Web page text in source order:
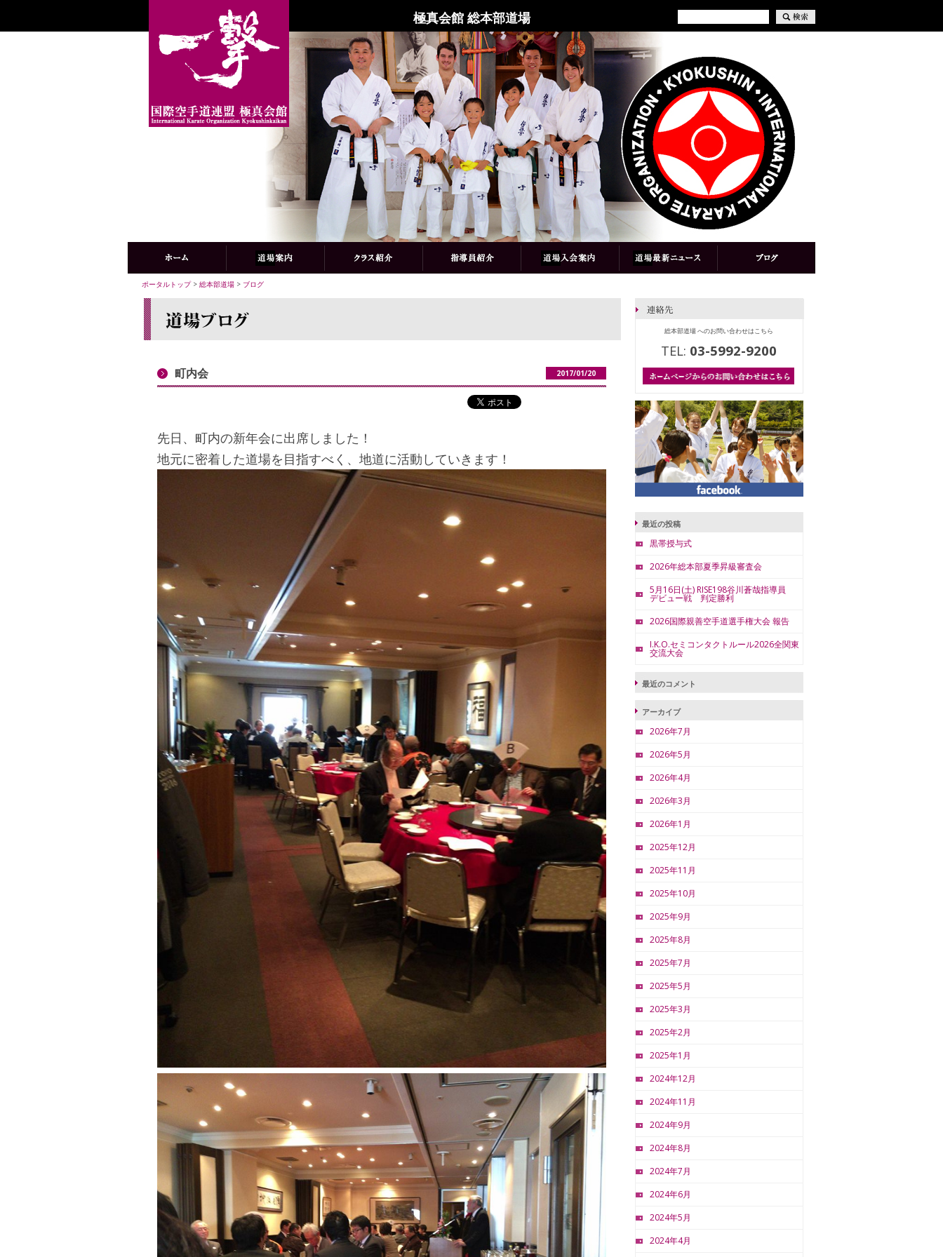
極真会館 総本部道場
ポータルトップ> 総本部道場 > ブログ
町内会 2017/01/20
先日、町内の新年会に出席しました！
地元に密着した道場を目指すべく、地道に活動していきます！
総本部道場 へのお問い合わせはこちら
TEL: 03-5992-9200
最近の投稿
黒帯授与式
2026年総本部夏季昇級審査会
5月16日(土) RISE198谷川蒼哉指導員
デビュー戦 判定勝利
2026国際親善空手道選手権大会 報告
I.K.O.セミコンタクトルール2026全関東
交流大会
最近のコメント
アーカイブ
2026年7月
2026年5月
2026年4月
2026年3月
2026年1月
2025年12月
2025年11月
2025年10月
2025年9月
2025年8月
2025年7月
2025年5月
2025年3月
2025年2月
2025年1月
2024年12月
2024年11月
2024年9月
2024年8月
2024年7月
2024年6月
2024年5月
2024年4月